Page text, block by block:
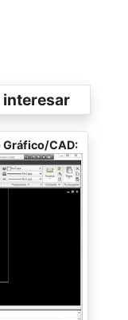
interesar
Gráfico/CAD: